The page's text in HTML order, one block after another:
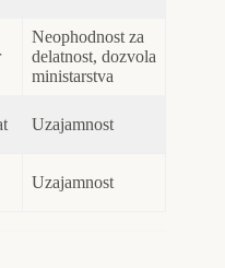
Neophodnost za
delatnost, dozvola
ministarstva
Uzajamnost
Uzajamnost